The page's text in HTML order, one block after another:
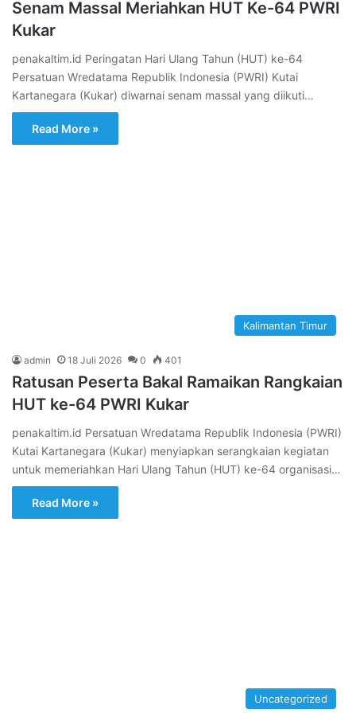
Senam Massal Meriahkan HUT Ke-64 PWRI
Kukar
penakaltim.id Peringatan Hari Ulang Tahun (HUT) ke-64
Persatuan Wredatama Republik Indonesia (PWRI) Kutai
Kartanegara (Kukar) diwarnai senam massal yang diikuti…
Read More »
Kalimantan Timur
admin 18 Juli 2026 0 401
Ratusan Peserta Bakal Ramaikan Rangkaian
HUT ke-64 PWRI Kukar
penakaltim.id Persatuan Wredatama Republik Indonesia (PWRI)
Kutai Kartanegara (Kukar) menyiapkan serangkaian kegiatan
untuk memeriahkan Hari Ulang Tahun (HUT) ke-64 organisasi…
Read More »
Uncategorized